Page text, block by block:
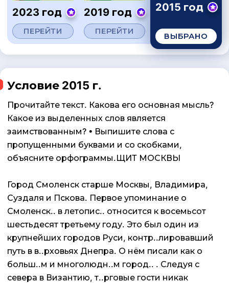
2023 год
ПЕРЕЙТИ
2019 год
ПЕРЕЙТИ
2015 год
ВЫБРАНО
Условие 2015 г.
Прочитайте текст. Какова его основная мысль?
Какое из выделенных слов является
заимствованным? • Выпишите слова с
пропущенными буквами и со скобками,
объясните орфограммы.ЩИТ МОСКВЫ
Город Смоленск старше Москвы, Владимира,
Суздаля и Пскова. Первое упоминание о
Смоленск.. в летопис.. относится к восемьсот
шестьдесят третьему году. Это был один из
крупнейших городов Руси, контр..лировавший
путь в в..рховьях Днепра. О нём писали как о
больш..м и многолюдн..м город.. . Следуя с
севера в Византию, т..рговые гости никак